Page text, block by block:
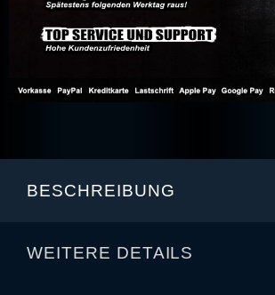
BESCHREIBUNG
WEITERE DETAILS